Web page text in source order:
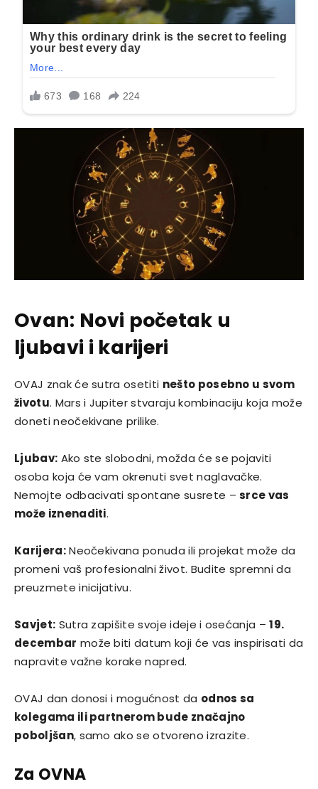
Ovan: Novi početak u
ljubavi i karijeri
OVAJ znak će sutra osetiti nešto posebno u svom
životu. Mars i Jupiter stvaraju kombinaciju koja može
doneti neočekivane prilike.
Ljubav: Ako ste slobodni, možda će se pojaviti
osoba koja će vam okrenuti svet naglavačke.
Nemojte odbacivati spontane susrete –srce vas
može iznenaditi.
Karijera:Neočekivana ponuda ili projekat može da
promeni vaš profesionalni život. Budite spremni da
preuzmete inicijativu.
Savjet: Sutra zapišite svoje ideje i osećanja –19.
decembar može biti datum koji će vas inspirisati da
napravite važne korake napred.
OVAJ dan donosi i mogućnost da odnos sa
kolegama ili partnerom bude značajno
poboljšan, samo ako se otvoreno izrazite.
Za OVNA